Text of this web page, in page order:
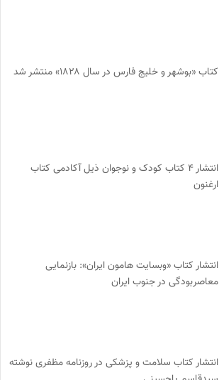
کتاب «بوشهر و خلیج فارس در سال ۱۸۲۸» منتشر شد
انتشار ۴ کتاب کودک و نوجوان ذیل آکادمی کتاب
ارغنون
انتشار کتاب «وبسایت هامون ایران»: بازنمایی
معاصربودگی در جنوب ایران
انتشار کتاب سلامت و پزشکی در روزنامه مظفری نوشته